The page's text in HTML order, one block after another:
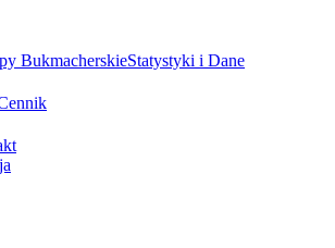
BukmacherskieStatystyki i Dane